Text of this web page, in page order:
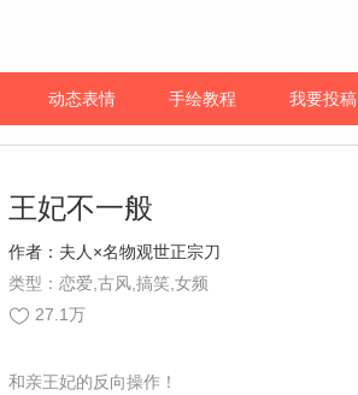
动态表情 手绘教程 我要投稿
王妃不一般
作者： 夫人×名物观世正宗刀
类型：恋爱,古风,搞笑,女频
27.1万
和亲王妃的反向操作！